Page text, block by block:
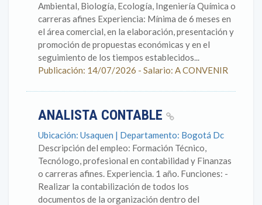
Ambiental, Biología, Ecología, Ingeniería Química o
carreras afines Experiencia: Mínima de 6 meses en
el área comercial, en la elaboración, presentación y
promoción de propuestas económicas y en el
seguimiento de los tiempos establecidos...
Publicación: 14/07/2026 - Salario: A CONVENIR
ANALISTA CONTABLE
Ubicación: Usaquen | Departamento: Bogotá Dc
Descripción del empleo: Formación Técnico,
Tecnólogo, profesional en contabilidad y Finanzas
o carreras afines. Experiencia. 1 año. Funciones: -
Realizar la contabilización de todos los
documentos de la organización dentro del